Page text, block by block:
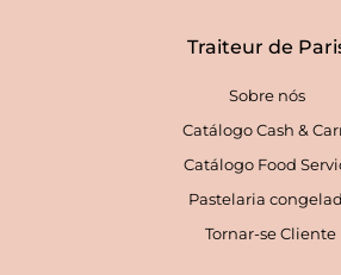
b
b
o
k
-
f
Traiteur de
Sobre nós
Catálogo Cash &
Catálogo Food
Pastelaria
Tornar-se Cliente